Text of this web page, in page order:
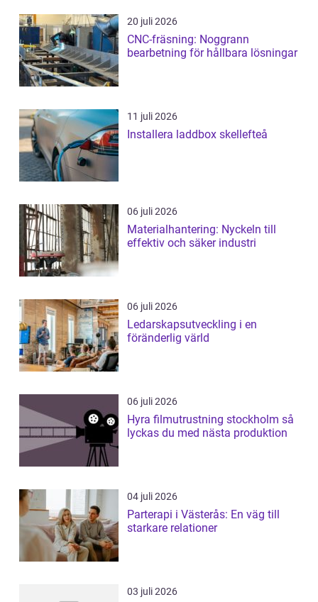
20 juli 2026
CNC-fräsning: Noggrann
bearbetning för hållbara lösningar
11 juli 2026
Installera laddbox skellefteå
06 juli 2026
Materialhantering: Nyckeln till
effektiv och säker industri
06 juli 2026
Ledarskapsutveckling i en
föränderlig värld
06 juli 2026
Hyra filmutrustning stockholm så
lyckas du med nästa produktion
04 juli 2026
Parterapi i Västerås: En väg till
starkare relationer
03 juli 2026